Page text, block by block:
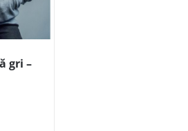
gri –